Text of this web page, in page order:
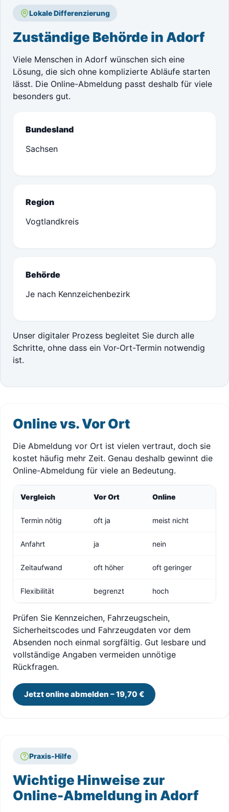
Lokale Differenzierung
Zuständige Behörde in Adorf
Viele Menschen in Adorf wünschen sich eine
Lösung, die sich ohne komplizierte Abläufe starten
lässt. Die Online-Abmeldung passt deshalb für viele
besonders gut.
Bundesland
Sachsen
Region
Vogtlandkreis
Behörde
Je nach Kennzeichenbezirk
Unser digitaler Prozess begleitet Sie durch alle
Schritte, ohne dass ein Vor-Ort-Termin notwendig
ist.
Online vs. Vor Ort
Die Abmeldung vor Ort ist vielen vertraut, doch sie
kostet häufig mehr Zeit. Genau deshalb gewinnt die
Online-Abmeldung für viele an Bedeutung.
Vergleich Vor Ort Online
Termin nötig oft ja meist nicht
Anfahrt ja nein
Zeitaufwand oft höher oft geringer
Flexibilität begrenzt hoch
Prüfen Sie Kennzeichen, Fahrzeugschein,
Sicherheitscodes und Fahrzeugdaten vor dem
Absenden noch einmal sorgfältig. Gut lesbare und
vollständige Angaben vermeiden unnötige
Rückfragen.
Jetzt online abmelden – 19,70 €
Praxis-Hilfe
Wichtige Hinweise zur
Online-Abmeldung in Adorf